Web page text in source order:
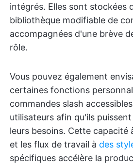
intégrés. Elles sont stockées
bibliothèque modifiable de
accompagnées d'une brève
rôle.
Vous pouvez également
certaines fonctions
commandes slash
utilisateurs afin qu'ils
leurs besoins. Cette capacité
et les flux de travail à des
spécifiques accélère la